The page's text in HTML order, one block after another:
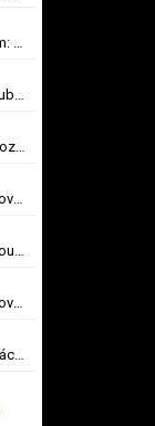
Samko se zájemcům připomněl gólem: Karviné jsem vděčný! Kam může odejít Štorman?
Fotbalové přestupy ONLINE: Slavný klub chce Mercada, Sparta ale měla nabídku odmítnout
Zbrojovka - Liberec 0:1. Předehrávku rozhodl Dulay, Bořil se při premiéře za Slovan zranil
ONLINE: Zbrojovka - Liberec 0:1. Skóroval Dulay, Bořil se při premiéře za Slovan zranil
Dukla po skalpu Kroměříže vede druhou ligu. Karviná zvítězila v Prostějově, remíza Ústí
ONLINE: Zbrojovka - Liberec 0:1. Skóroval Dulay, Bořil se při premiéře za Slovan zranil
ONLINE: Zbrojovka - Liberec 0:0. Domácí na vlně, Bořil se při premiéře za Slovan zranil